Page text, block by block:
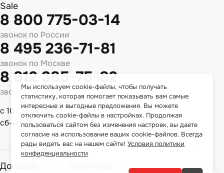
Sale
8 800 775-03-14
звонок по России
8 495 236-71-81
звонок по Москве
8 812 385-75-82
звонок по Спб
с 10:00 до 18:00
сб-вс - выходной
Договор
Мы используем cookie-файлы, чтобы получать
статистику, которая помогает показывать вам самые
интересные и выгодные предложения. Вы можете
отключить cookie-файлы в настройках. Продолжая
пользоваться сайтом без изменения настроек, вы даете
согласие на использование ваших cookie-файлов. Всегда
рады видеть вас на нашем сайте!Условия политики
конфиденциальности